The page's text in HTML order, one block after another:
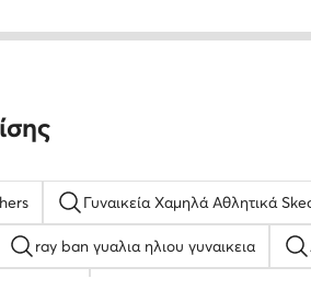
Γυναικεία Χαμηλά Αθλητικά
ray ban γυαλια ηλιου γυναικεια